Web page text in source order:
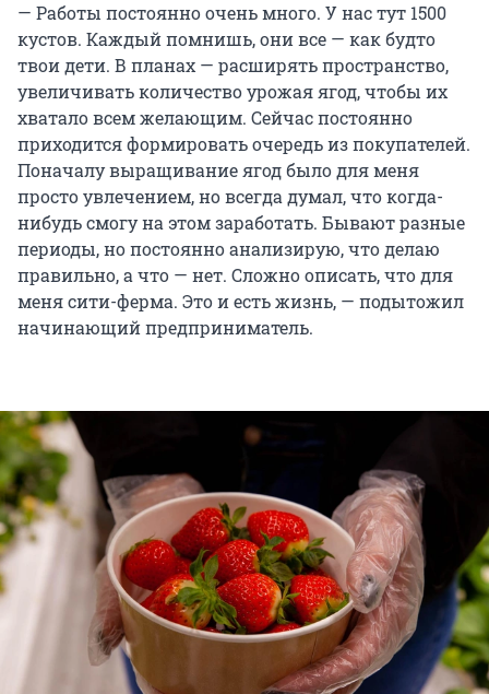
— Работы постоянно очень много. У нас тут 1500
кустов. Каждый помнишь, они все — как будто
твои дети. В планах — расширять пространство,
увеличивать количество урожая ягод, чтобы их
хватало всем желающим. Сейчас постоянно
приходится формировать очередь из покупателей.
Поначалу выращивание ягод было для меня
просто увлечением, но всегда думал, что когда-
нибудь смогу на этом заработать. Бывают разные
периоды, но постоянно анализирую, что делаю
правильно, а что — нет. Сложно описать, что для
меня сити-ферма. Это и есть жизнь, — подытожил
начинающий предприниматель.